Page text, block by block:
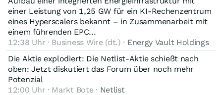
einer Leistung von 1,25 GW für ein KI-Rechenzentrum
eines Hyperscalers bekannt – in Zusammenarbeit mit
einem führenden EPC...
12:38 Uhr · Business Wire (dt.) · Energy Vault Holdings
Die Aktie explodiert: Die Netlist-Aktie schießt nach
oben: Jetzt diskutiert das Forum über noch mehr
Potenzial
12:00 Uhr · Markt Bote · Netlist